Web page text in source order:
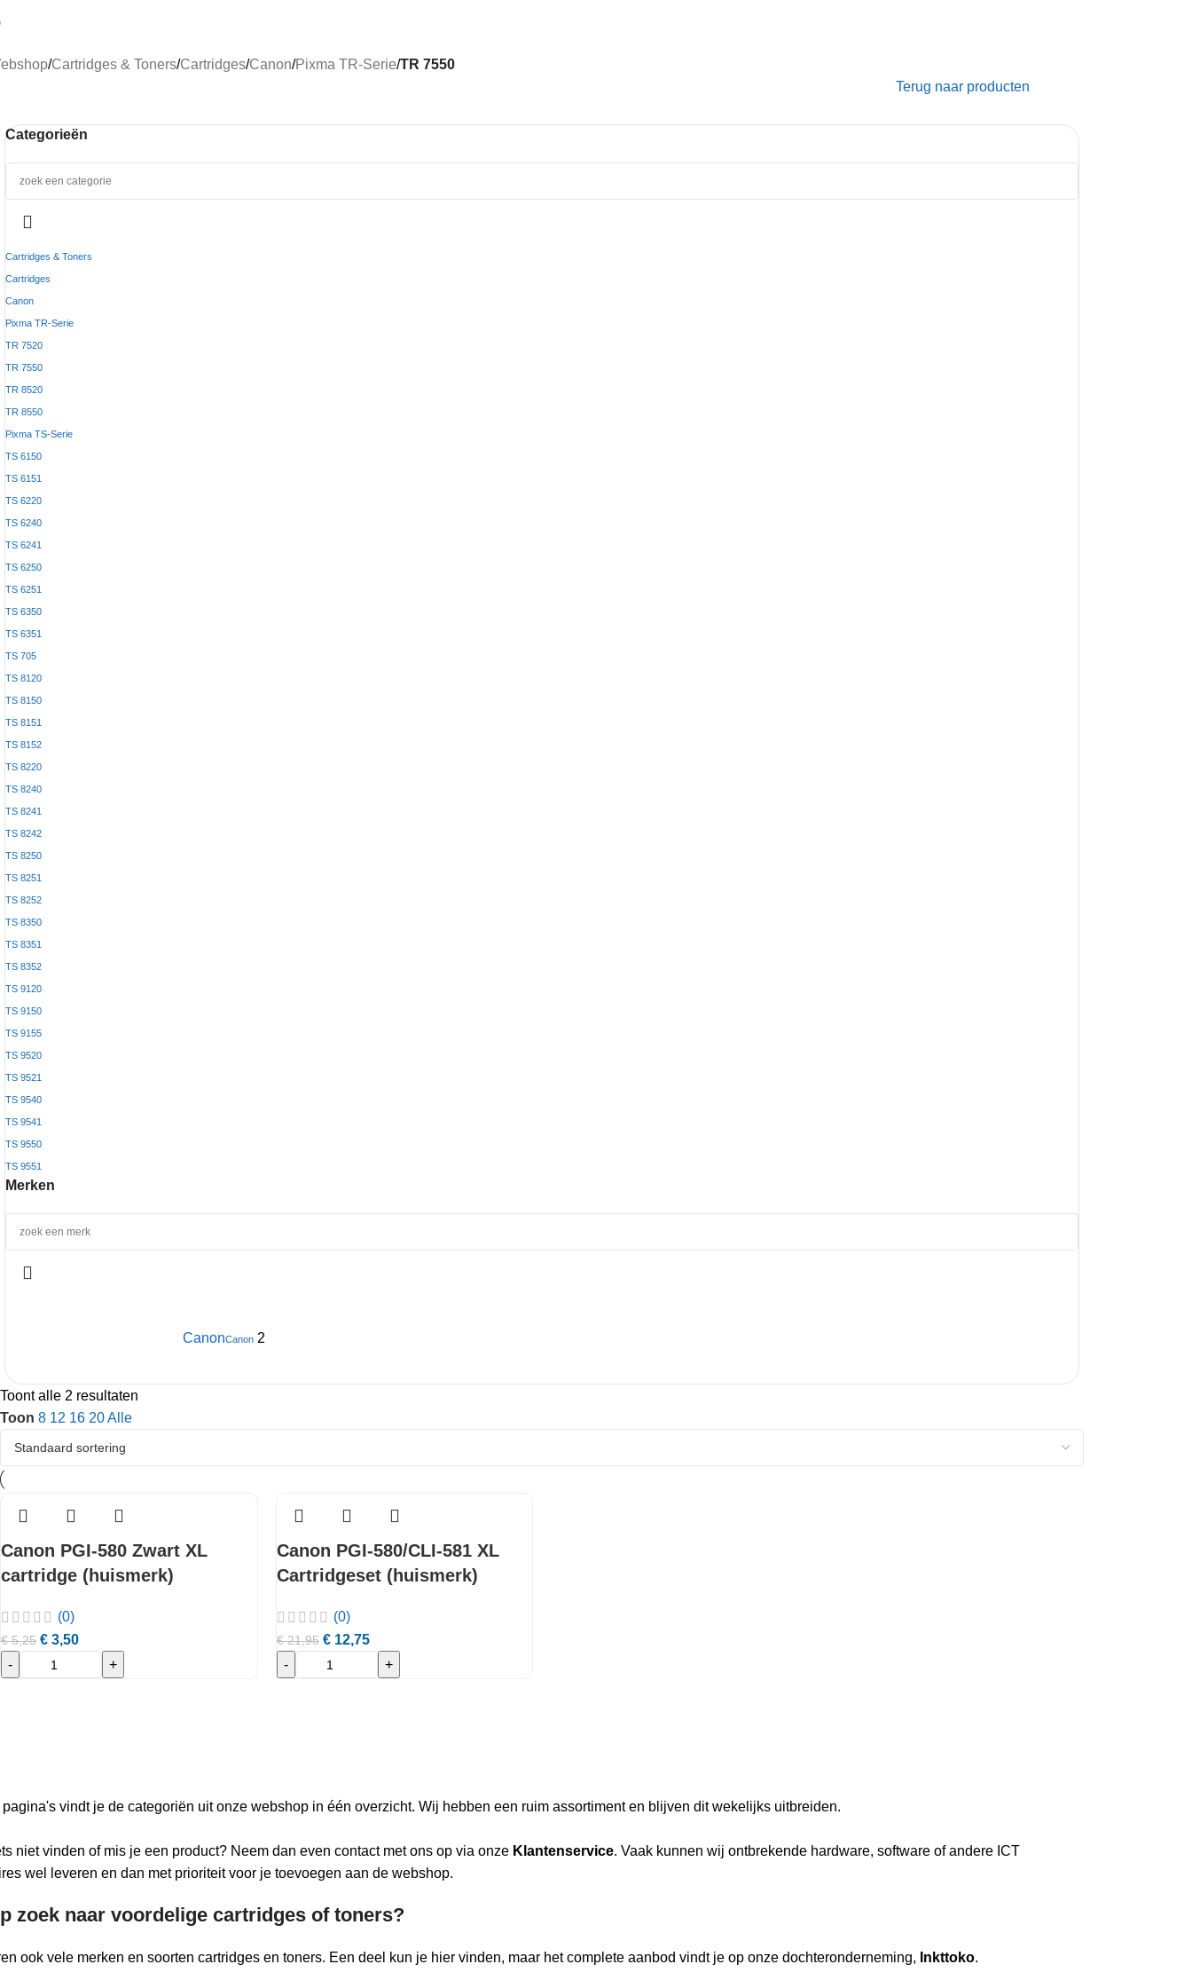
/Cartridges & Toners/Cartridges/Canon/Pixma TR-Serie/TR 7550
Terug naar producten
Categorieën
Cartridges & Toners
Cartridges
Canon
Pixma TR-Serie
TR 7520
TR 7550
TR 8520
TR 8550
Pixma TS-Serie
TS 6150
TS 6151
TS 6220
TS 6240
TS 6241
TS 6250
TS 6251
TS 6350
TS 6351
TS 705
TS 8120
TS 8150
TS 8151
TS 8152
TS 8220
TS 8240
TS 8241
TS 8242
TS 8250
TS 8251
TS 8252
TS 8350
TS 8351
TS 8352
TS 9120
TS 9150
TS 9155
TS 9520
TS 9521
TS 9540
TS 9541
TS 9550
TS 9551
Merken
CanonCanon 2
Toont alle 2 resultaten
Toon 8 12 16 20Alle
Canon PGI-580 Zwart XL
cartridge (huismerk)
(0)
€5,25 € 3,50
-
+
Canon PGI-580/CLI-581 XL
Cartridgeset (huismerk)
(0)
€21,95 €12,75
-
+
vindt je de categoriën uit onze webshop in één overzicht. Wij hebben een ruim assortiment en blijven dit wekelijks uitbreiden.
niet vinden of mis je een product? Neem dan even contact met ons op via onze Klantenservice. Vaak kunnen wij ontbrekende hardware, software of andere ICT
wel leveren en dan met prioriteit voor je toevoegen aan de webshop.
zoek naar voordelige cartridges of toners?
ook vele merken en soorten cartridges en toners. Een deel kun je hier vinden, maar het complete aanbod vindt je op onze dochteronderneming, Inkttoko.